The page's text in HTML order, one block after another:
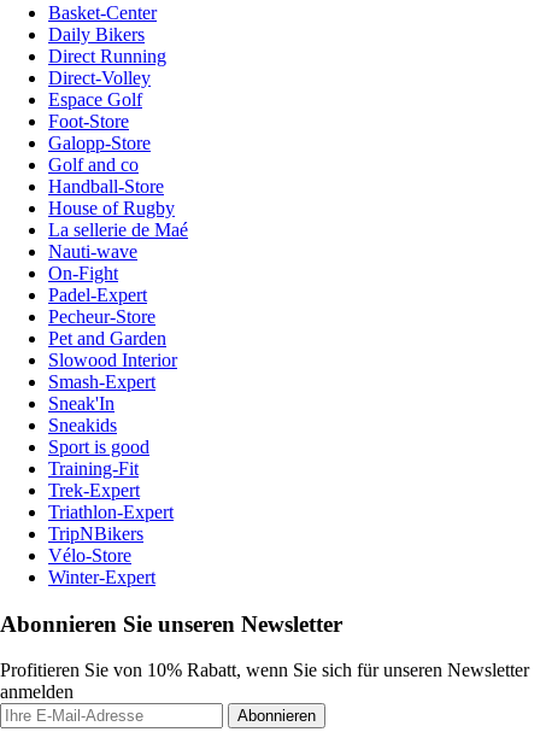
Basket-Center
Daily Bikers
Direct Running
Direct-Volley
Espace Golf
Foot-Store
Galopp-Store
Golf and co
Handball-Store
House of Rugby
La sellerie de Maé
Nauti-wave
On-Fight
Padel-Expert
Pecheur-Store
Pet and Garden
Slowood Interior
Smash-Expert
Sneak'In
Sneakids
Sport is good
Training-Fit
Trek-Expert
Triathlon-Expert
TripNBikers
Vélo-Store
Winter-Expert
Abonnieren Sie unseren Newsletter
Profitieren Sie von 10% Rabatt, wenn Sie sich für unseren Newsletter
anmelden
Abonnieren